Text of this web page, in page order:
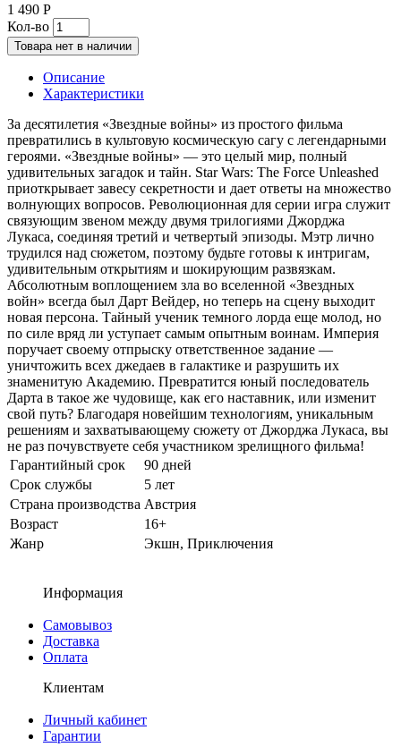
1 490 Р
Кол-во
Товара нет в наличии
Описание
Характеристики
За десятилетия «Звездные войны» из простого фильма
превратились в культовую космическую сагу с легендарными
героями. «Звездные войны» — это целый мир, полный
удивительных загадок и тайн. Star Wars: The Force Unleashed
приоткрывает завесу секретности и дает ответы на множество
волнующих вопросов. Революционная для серии игра служит
связующим звеном между двумя трилогиями Джорджа
Лукаса, соединяя третий и четвертый эпизоды. Мэтр лично
трудился над сюжетом, поэтому будьте готовы к интригам,
удивительным открытиям и шокирующим развязкам.
Абсолютным воплощением зла во вселенной «Звездных
войн» всегда был Дарт Вейдер, но теперь на сцену выходит
новая персона. Тайный ученик темного лорда еще молод, но
по силе вряд ли уступает самым опытным воинам. Империя
поручает своему отпрыску ответственное задание —
уничтожить всех джедаев в галактике и разрушить их
знаменитую Академию. Превратится юный последователь
Дарта в такое же чудовище, как его наставник, или изменит
свой путь? Благодаря новейшим технологиям, уникальным
решениям и захватывающему сюжету от Джорджа Лукаса, вы
не раз почувствуете себя участником зрелищного фильма!
Гарантийный срок
90 дней
Срок службы
5 лет
Страна производства Австрия
Возраст
16+
Жанр
Экшн, Приключения
Информация
Самовывоз
Доставка
Оплата
Клиентам
Личный кабинет
Гарантии